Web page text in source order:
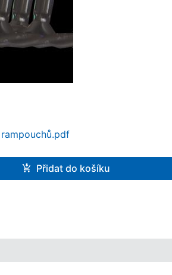
Přidat do košíku